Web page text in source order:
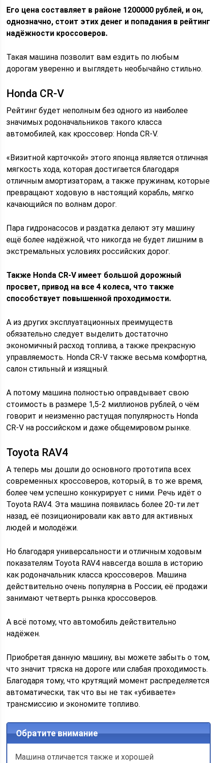
Его цена составляет в районе 1200000 рублей, и он,
однозначно, стоит этих денег и попадания в рейтинг
надёжности кроссоверов.
Такая машина позволит вам ездить по любым
дорогам уверенно и выглядеть необычайно стильно.
Honda CR-V
Рейтинг будет неполным без одного из наиболее
значимых родоначальников такого класса
автомобилей, как кроссовер: Honda CR-V.
«Визитной карточкой» этого японца является отличная
мягкость хода, которая достигается благодаря
отличным амортизаторам, а также пружинам, которые
превращают ходовую в настоящий корабль, мягко
качающийся по волнам дорог.
Пара гидронасосов и раздатка делают эту машину
ещё более надёжной, что никогда не будет лишним в
экстремальных условиях российских дорог.
Также Honda CR-V имеет большой дорожный
просвет, привод на все 4 колеса, что также
способствует повышенной проходимости.
А из других эксплуатационных преимуществ
обязательно следует выделить достаточно
экономичный расход топлива, а также прекрасную
управляемость. Honda CR-V также весьма комфортна,
салон стильный и изящный.
А потому машина полностью оправдывает свою
стоимость в размере 1,5-2 миллионов рублей, о чём
говорит и неизменно растущая популярность Honda
CR-V на российском и даже общемировом рынке.
Toyota RAV4
А теперь мы дошли до основного прототипа всех
современных кроссоверов, который, в то же время,
более чем успешно конкурирует с ними. Речь идёт о
Toyota RAV4. Эта машина появилась более 20-ти лет
назад, её позиционировали как авто для активных
людей и молодёжи.
Но благодаря универсальности и отличным ходовым
показателям Toyota RAV4 навсегда вошла в историю
как родоначальник класса кроссоверов. Машина
действительно очень популярна в России, её продажи
занимают четверть рынка кроссоверов.
А всё потому, что автомобиль действительно
надёжен.
Приобретая данную машину, вы можете забыть о том,
что значит тряска на дороге или слабая проходимость.
Благодаря тому, что крутящий момент распределяется
автоматически, так что вы не так «убиваете»
трансмиссию и экономите топливо.
Обратите внимание
Машина отличается также и хорошей